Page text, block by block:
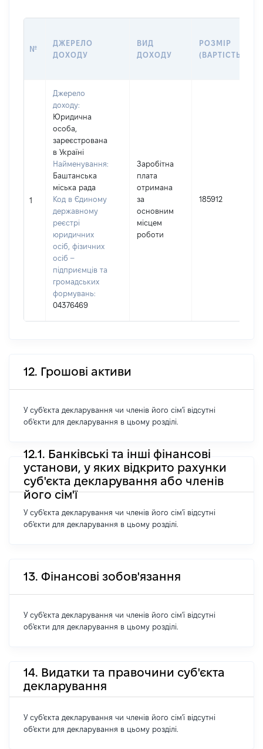
№
ДЖЕРЕЛО
ДОХОДУ
ВИД
ДОХОДУ
РОЗМІР
(ВАРТІСТЬ)
1
Джерело
доходу:
Юридична
особа,
зареєстрована
в Україні
Найменування:
Баштанська
міська рада
Код в Єдиному
державному
реєстрі
юридичних
осіб, фізичних
осіб –
підприємців та
громадських
формувань:
04376469
Заробітна
плата
отримана
за
основним
місцем
роботи
185912
12. Грошові активи
У суб'єкта декларування чи членів його сім'ї відсутні
об'єкти для декларування в цьому розділі.
12.1. Банківські та інші фінансові
установи, у яких відкрито рахунки
суб'єкта декларування або членів
його сім'ї
У суб'єкта декларування чи членів його сім'ї відсутні
об'єкти для декларування в цьому розділі.
13. Фінансові зобов'язання
У суб'єкта декларування чи членів його сім'ї відсутні
об'єкти для декларування в цьому розділі.
14. Видатки та правочини суб'єкта
декларування
У суб'єкта декларування чи членів його сім'ї відсутні
об'єкти для декларування в цьому розділі.